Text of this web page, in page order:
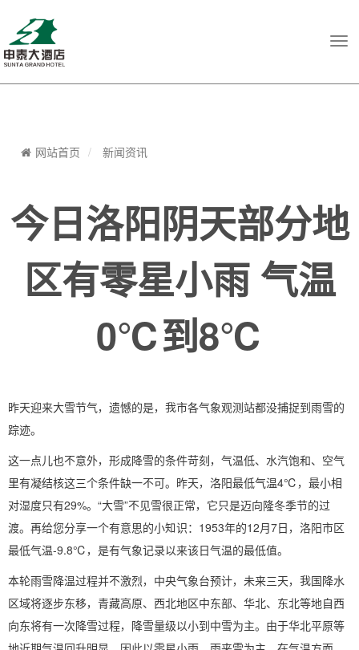
网站首页 新闻资讯
今日洛阳阴天部分地
区有零星小雨 气温
0℃到8℃
昨天迎来大雪节气，遗憾的是，我市各气象观测站都没捕捉到雨雪的
踪迹。
这一点儿也不意外，形成降雪的条件苛刻，气温低、水汽饱和、空气
里有凝结核这三个条件缺一不可。昨天，洛阳最低气温4℃，最小相
对湿度只有29%。“大雪”不见雪很正常，它只是迈向隆冬季节的过
渡。再给您分享一个有意思的小知识：1953年的12月7日，洛阳市区
最低气温-9.8℃，是有气象记录以来该日气温的最低值。
本轮雨雪降温过程并不激烈，中央气象台预计，未来三天，我国降水
区域将逐步东移，青藏高原、西北地区中东部、华北、东北等地自西
向东将有一次降雪过程，降雪量级以小到中雪为主。由于华北平原等